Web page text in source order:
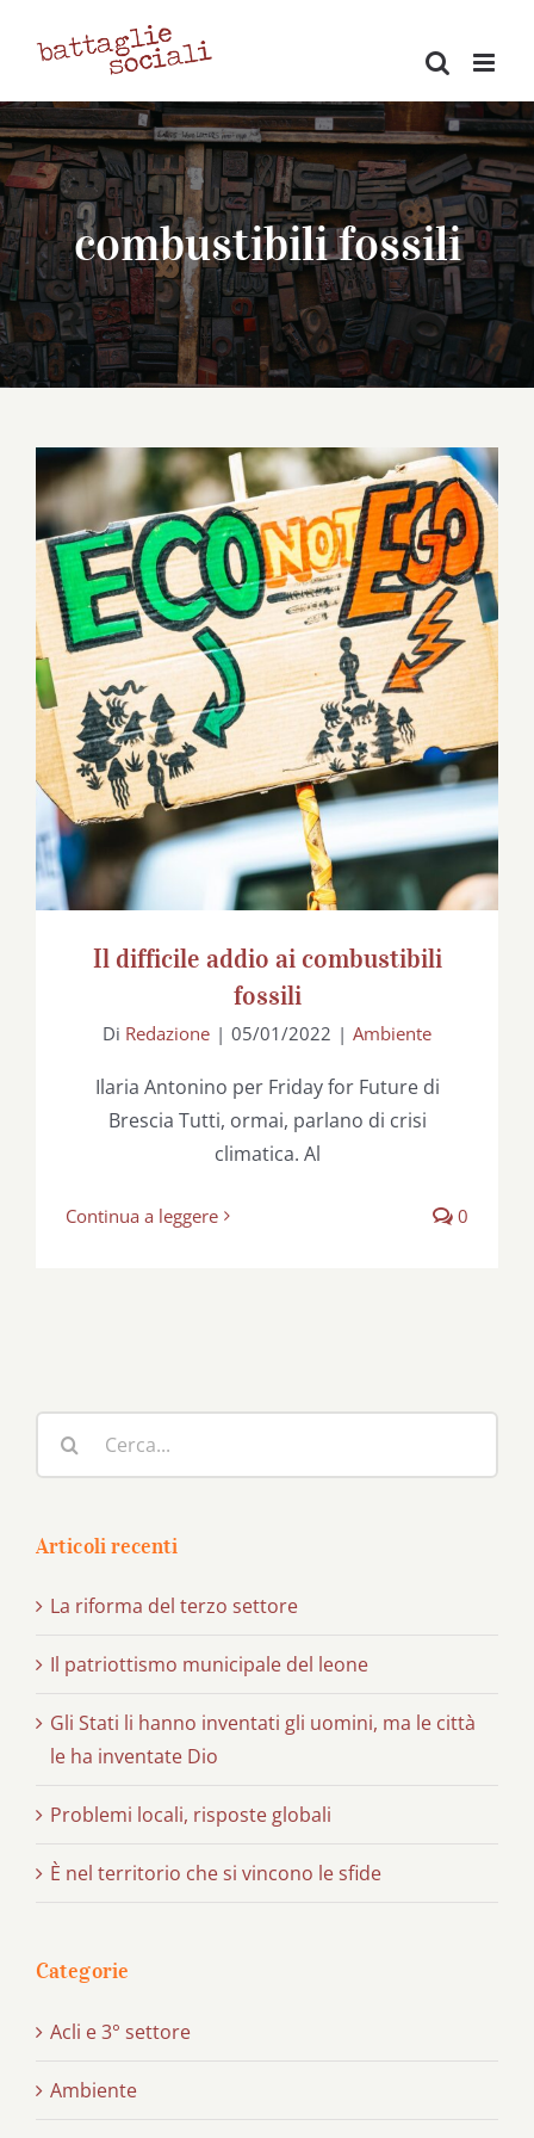
combustibili fossili
Il difficile addio ai combustibili fossili
Il difficile addio ai combustibili
fossili
Di Redazione | 05/01/2022 | Ambiente
Ilaria Antonino per Friday for Future di
Brescia Tutti, ormai, parlano di crisi
climatica. Al
Continua a leggere 0
per:
Articoli recenti
La riforma del terzo settore
Il patriottismo municipale del leone
Gli Stati li hanno inventati gli uomini, ma le città
le ha inventate Dio
Problemi locali, risposte globali
È nel territorio che si vincono le sfide
Categorie
Acli e 3° settore
Ambiente